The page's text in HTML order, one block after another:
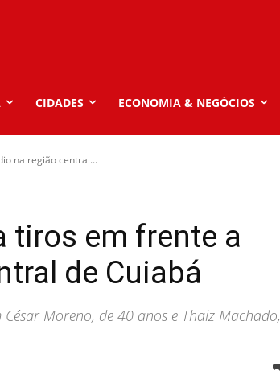
CIDADES ECONOMIA & NEGÓCIOS
na região central...
tiros em frente a
de Cuiabá
Moreno, de 40 anos e Thaiz Machado,